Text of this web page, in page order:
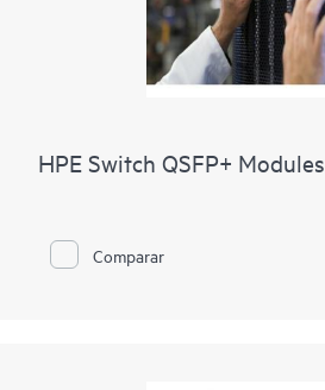
HPE Switch QSFP+ Modules
Comparar